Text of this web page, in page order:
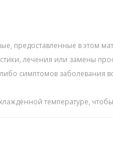
предоставленные в этом
лечения или замены
симптомов заболевания
температуре,